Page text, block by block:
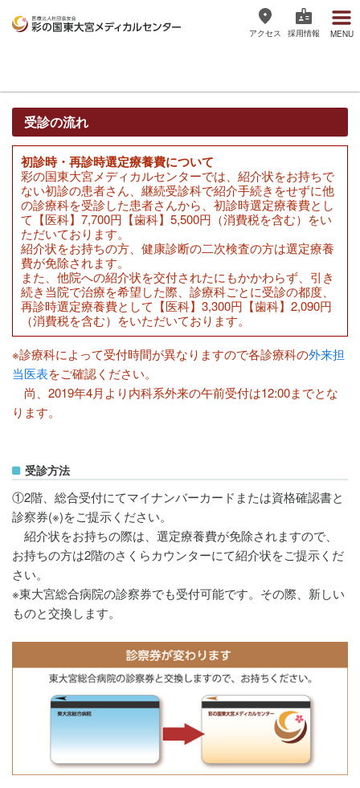
メディカルセンター
アクセス 採用情報 MENU
受診の流れ
初診時・再診時選定療養費について
彩の国東大宮メディカルセンターでは、紹介状をお持ちで
ない初診の患者さん、継続受診科で紹介手続きをせずに他
の診療科を受診した患者さんから、初診時選定療養費とし
て【医科】7,700円【歯科】5,500円（消費税を含む）をい
ただいております。
紹介状をお持ちの方、健康診断の二次検査の方は選定療養
費が免除されます。
また、他院への紹介状を交付されたにもかかわらず、引き
続き当院で治療を希望した際、診療科ごとに受診の都度、
再診時選定療養費として【医科】3,300円【歯科】2,090円
（消費税を含む）をいただいております。
※診療科によって受付時間が異なりますので各診療科の外来担
当医表をご確認ください。
尚、2019年4月より内科系外来の午前受付は12:00までとな
ります。
受診方法
①2階、総合受付にてマイナンバーカードまたは資格確認書と
診察券(※)をご提示ください。
紹介状をお持ちの際は、選定療養費が免除されますので、
お持ちの方は2階のさくらカウンターにて紹介状をご提示くだ
さい。
※東大宮総合病院の診察券でも受付可能です。その際、新しい
ものと交換します。